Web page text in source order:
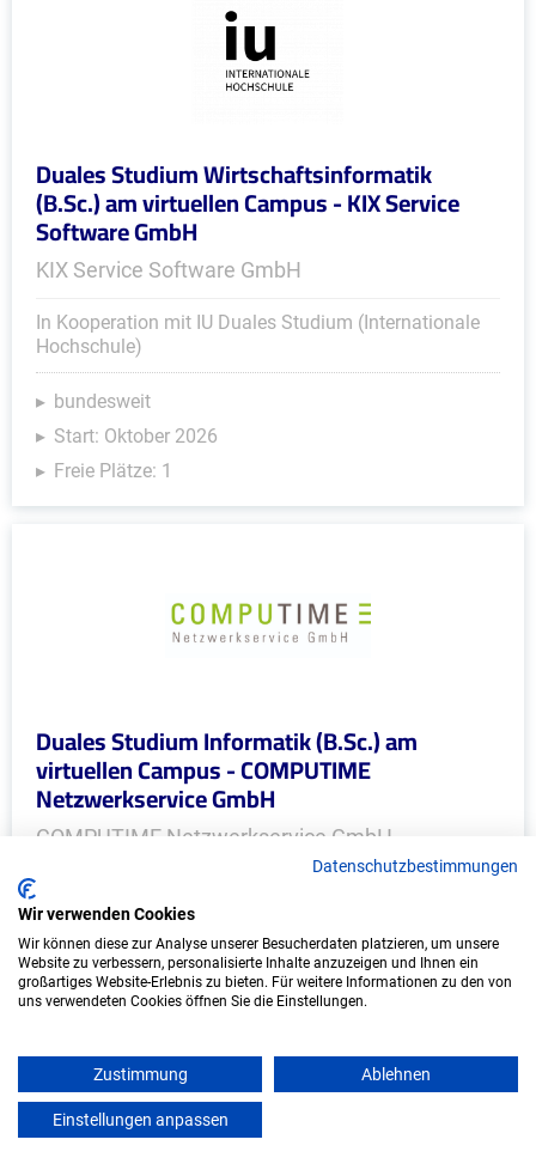
Duales Studium Wirtschaftsinformatik
(B.Sc.) am virtuellen Campus - KIX Service
Software GmbH
KIX Service Software GmbH
In Kooperation mit IU Duales Studium (Internationale
Hochschule)
bundesweit
Start: Oktober 2026
Freie Plätze: 1
Duales Studium Informatik (B.Sc.) am
virtuellen Campus - COMPUTIME
Netzwerkservice GmbH
COMPUTIME Netzwerkservice GmbH
(Internationale Hochschule)
bundesweit
Start: Oktober 2026
Weitere Ausbildungsplätze
Datenschutzbestimmungen
Wir verwenden Cookies
Wir können diese zur Analyse unserer Besucherdaten platzieren, um unsere
Website zu verbessern, personalisierte Inhalte anzuzeigen und Ihnen ein
großartiges Website-Erlebnis zu bieten. Für weitere Informationen zu den von
uns verwendeten Cookies öffnen Sie die Einstellungen.
Zustimmung Ablehnen
Einstellungen anpassen